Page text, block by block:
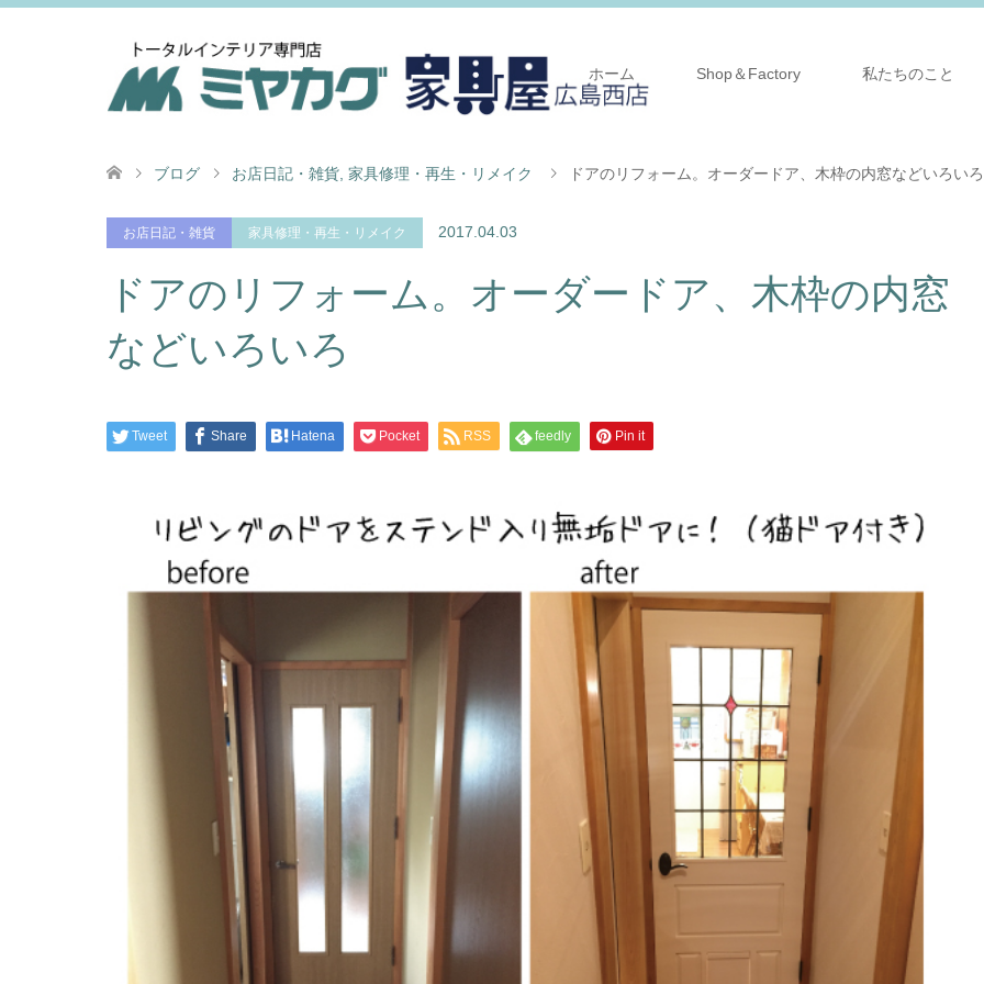
ホーム Shop＆Factory 私たちのこと
ブログ お店日記・雑貨 家具修理・再生・リメイク ドアのリフォーム。オーダードア、木枠の内窓などいろいろ
お店日記・雑貨 家具修理・再生・リメイク 2017.04.03
ドアのリフォーム。オーダードア、木枠の内窓
などいろいろ
Tweet Share Hatena Pocket RSS feedly Pin it